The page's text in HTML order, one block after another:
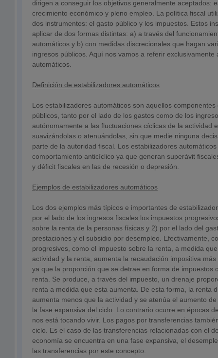
dirigen a conseguir los objetivos generalmente aceptados:
crecimiento económico y pleno empleo. La política fiscal
dos instrumentos: el gasto público y los impuestos. Estos
aplicar de dos formas distintas: a) a través del
automáticos y b) con medidas discrecionales que hagan
ingresos públicos. Aquí nos vamos a referir exclusivamente
automáticos.
Definición de estabilizadores automáticos
Los estabilizadores automáticos son aquellos
públicos, tanto por el lado de los gastos como de los
autónomamente a las fluctuaciones cíclicas de la actividad
suavizándolas o atenuándolas, sin que medie ninguna
parte de la autoridad fiscal. Los estabilizadores
comportamiento anticíclico ya que generan superávit
y déficit fiscales en las de recesión o depresión.
Ejemplos de estabilizadores automáticos
Los dos ejemplos más típicos e importantes de
por el lado de los ingresos fiscales los impuestos
sobre la renta de la personas físicas y 2) por el lado del
prestaciones y el subsidio por desempleo. Efectivamente,
progresivos, como el impuesto sobre la renta, a medida
actividad y la renta, aumenta la recaudación impositiva
ya que la proporción que se detrae en forma de impuestos
renta. Se produce, a través del impuesto, un drenaje
renta a medida que esta aumenta. De esta forma, la renta
aumenta menos que la actividad y se atenúa el aumento
la fase expansiva del ciclo. Lo contrario ocurre en épocas
nos está tocando vivir. Los pagos por transferencias
ciclo. Es el caso de las transferencias relacionadas con el
economía se encuentra en una fase expansiva, el
las transferencias por este concepto.